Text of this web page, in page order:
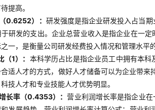
提高。
0.6252）： 研发强度是指企业研发投入占当
研发的支出。企业总营业收入是指企业在一
一，是衡量公司研发经费投入情况和管理水
（1）： 本科学历占比是指企业员工中拥有本
适人才的方式，做好人才储备可以为企业带
技人才和专业技能人才优势明显。
长率（0.4353）：营业利润增长率是指企业